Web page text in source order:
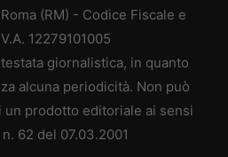
(RM) - Codice Fiscale e
12279101005
giornalistica, in quanto
alcuna periodicità. Non può
prodotto editoriale ai sensi
62 del 07.03.2001